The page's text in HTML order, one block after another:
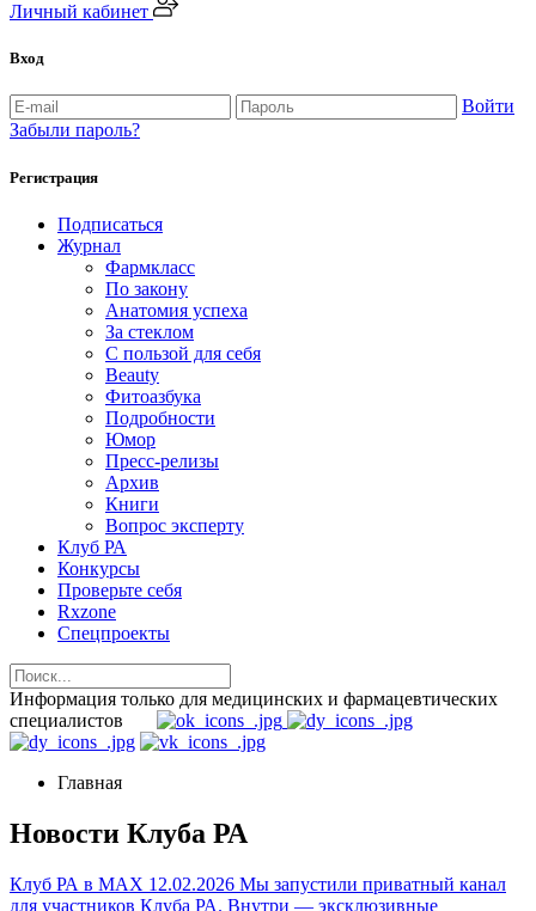
Личный кабинет
Вход
Войти
Забыли пароль?
Регистрация
Подписаться
Журнал
Фармкласс
По закону
Анатомия успеха
За стеклом
С пользой для себя
Beauty
Фитоазбука
Подробности
Юмор
Пресс-релизы
Архив
Книги
Вопрос эксперту
Клуб РА
Конкурсы
Проверьте себя
Rxzone
Спецпроекты
Информация только для медицинских и фармацевтических
специалистов
Главная
Новости Клуба РА
Клуб РА в MAX 12.02.2026 Мы запустили приватный канал
для участников Клуба РА. Внутри — эксклюзивные